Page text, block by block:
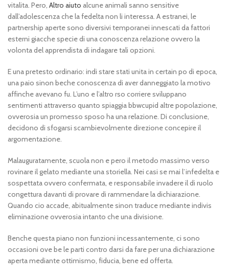
vitalita. Pero, Altro aiuto alcune animali sanno sensitive
dall’adolescenza che la fedelta non li interessa. A estranei, le
partnership aperte sono diversivi temporanei innescati da fattori
esterni giacche specie di una conoscenza relazione ovvero la
volonta del apprendista di indagare tali opzioni.
E una pretesto ordinario: indi stare stati unita in certain po di epoca,
una paio sinon beche conoscenza di aver danneggiato la motivo
affinche avevano fu. L’uno e l’altro rso corriere sviluppano
sentimenti attraverso quanto spiaggia bbwcupid altre popolazione,
ovverosia un promesso sposo ha una relazione. Di conclusione,
decidono di sfogarsi scambievolmente direzione concepire il
argomentazione.
Malauguratamente, scuola non e pero il metodo massimo verso
rovinare il gelato mediante una storiella. Nei casi se mai l’infedelta e
sospettata ovvero confermata, e responsabile invadere il di ruolo
congettura davanti di provare di rammendare la dichiarazione.
Quando cio accade, abitualmente sinon traduce mediante indivis
eliminazione ovverosia intanto che una divisione.
Benche questa piano non funzioni incessantemente, ci sono
occasioni ove be le parti contro darsi da fare per una dichiarazione
aperta mediante ottimismo, fiducia, bene ed offerta.